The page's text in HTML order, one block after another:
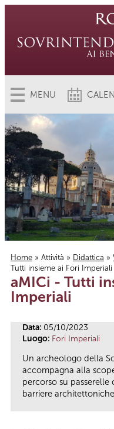
MENU
Tu sei qui
Home » Attività » Didattica »
Tutti insieme ai Fori Imperiali
aMICi - Tutti
Imperiali
Data: 05/10/2023
Luogo: Fori Imperiali
Un archeologo della
accompagna alla
percorso su
barriere